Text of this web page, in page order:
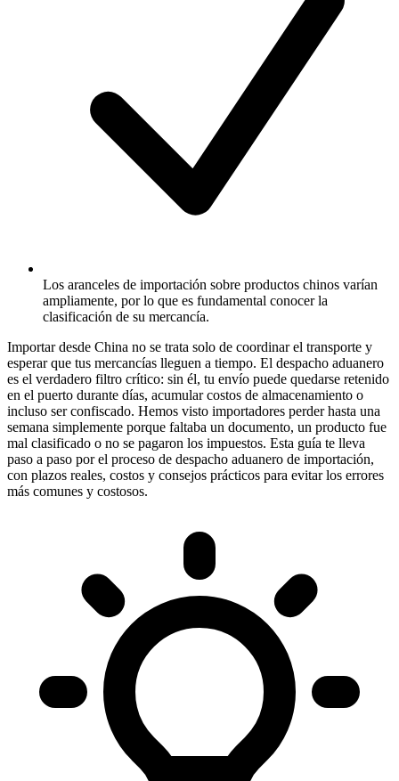
Los aranceles de importación sobre productos chinos varían
ampliamente, por lo que es fundamental conocer la
clasificación de su mercancía.
Importar desde China no se trata solo de coordinar el transporte y
esperar que tus mercancías lleguen a tiempo. El despacho aduanero
es el verdadero filtro crítico: sin él, tu envío puede quedarse retenido
en el puerto durante días, acumular costos de almacenamiento o
incluso ser confiscado. Hemos visto importadores perder hasta una
semana simplemente porque faltaba un documento, un producto fue
mal clasificado o no se pagaron los impuestos. Esta guía te lleva
paso a paso por el proceso de despacho aduanero de importación,
con plazos reales, costos y consejos prácticos para evitar los errores
más comunes y costosos.